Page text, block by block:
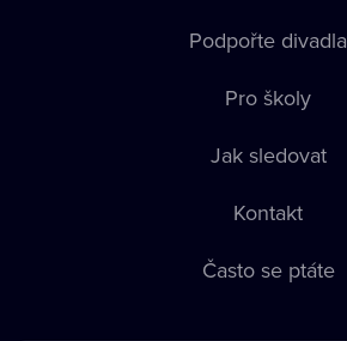
Podpořte divadla
Pro školy
Jak sledovat
Kontakt
Často se ptáte